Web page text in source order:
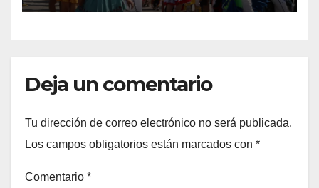
un Ingreso Vital de
Deja un comentario
Tu dirección de correo electrónico no será publicada.
Los campos obligatorios están marcados con *
Comentario *